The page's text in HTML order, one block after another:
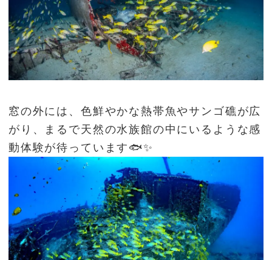
窓の外には、色鮮やかな熱帯魚やサンゴ礁が広
がり、まるで天然の水族館の中にいるような感
動体験が待っています🐟✨